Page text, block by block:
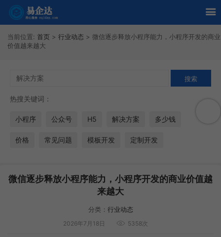
当前位置: 首页 > 行业动态 > 微信逐步释放小程序能力，小程序开发的商业
价值越来越大
热搜关键词：
小程序 公众号 H5 解决方案 多少钱
价格 常见问题 模板开发 定制开发
微信逐步释放小程序能力，小程序开发的商业价值越
来越大
分类： 行业动态
2026年7月18日 5358次